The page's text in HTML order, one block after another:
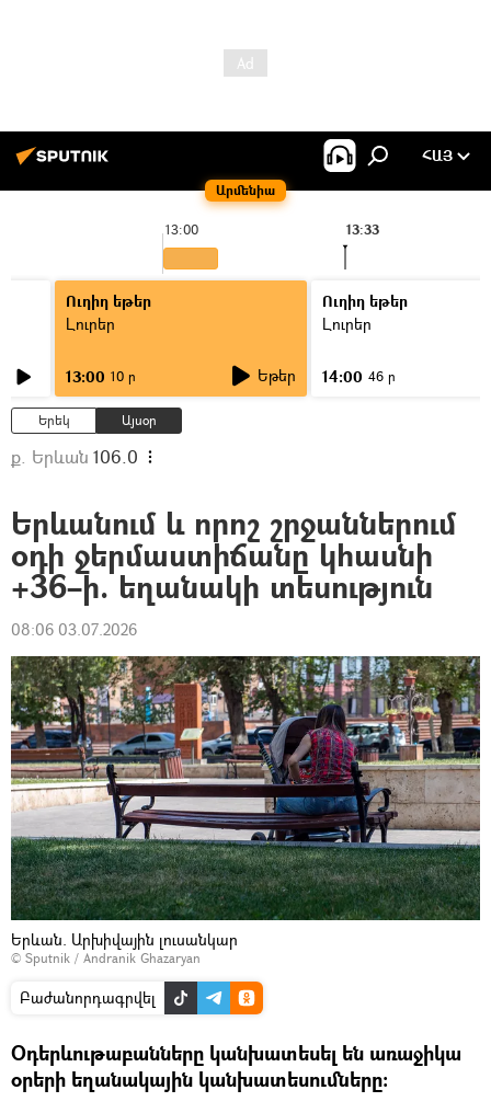
Արմենիա
ՀԱՅ
13:00 13:33
Ուղիղ եթեր
Լուրեր
13:00 10 ր Եթեր
Ուղիղ եթեր
Լուրեր
14:00 46 ր
Երեկ Այսօր
ք. Երևան 106.0
Երևանում և որոշ շրջաններում
օդի ջերմաստիճանը կհասնի
+36–ի. եղանակի տեսություն
08:06 03.07.2026
Երևան. Արխիվային լուսանկար
© Sputnik / Andranik Ghazaryan
Բաժանորդագրվել
Օդերևութաբանները կանխատեսել են առաջիկա
օրերի եղանակային կանխատեսումները։